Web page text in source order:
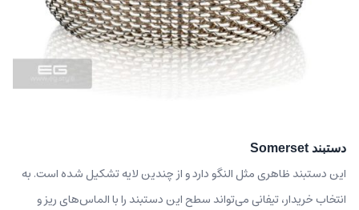
دستبند Somerset
این دستبند ظاهری مثل النگو دارد و از چندین لایه تشکیل شده است. به
انتخاب خریدار، تیفانی می‌تواند سطح این دستبند را با الماس‌های ریز و